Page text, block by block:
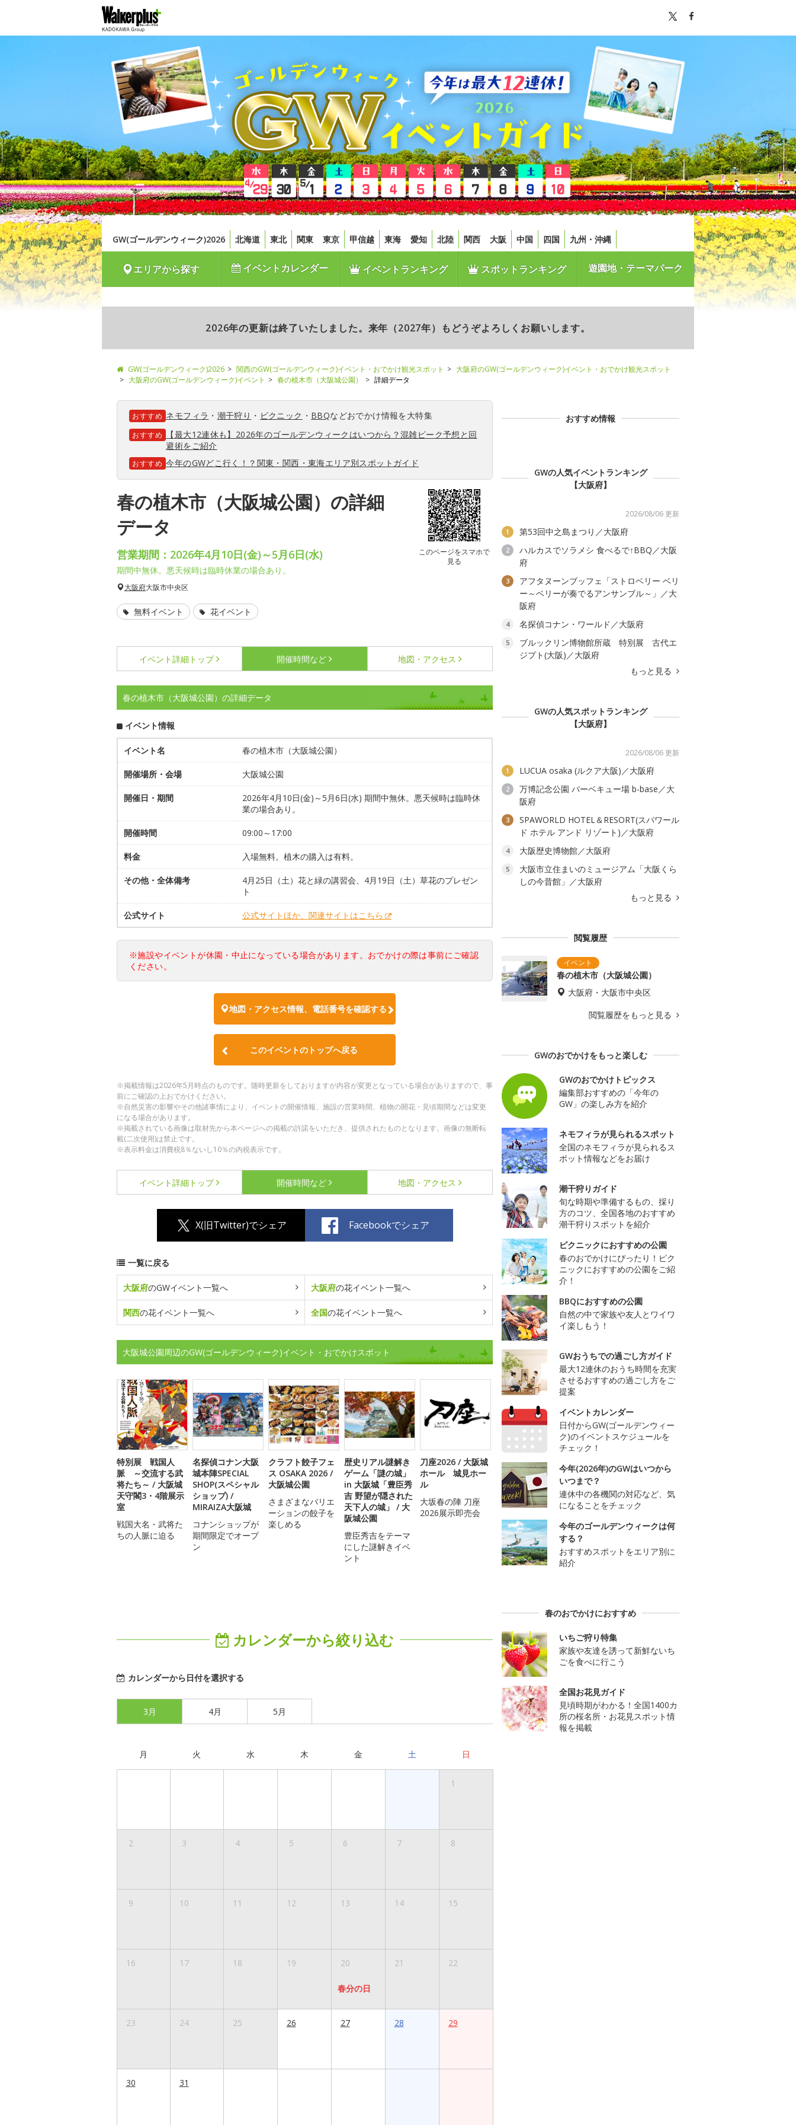
GW(ゴールデンウィーク)2026 北海道 東北 関東 東京 甲信越 東海 愛知 北陸 関西 大阪 中国 四国 九州・沖縄
エリアから探す イベントカレンダー イベントランキング スポットランキング 遊園地・テーマパーク
2026年の更新は終了いたしました。来年（2027年）もどうぞよろしくお願いします。
GW(ゴールデンウィーク)2026 関西のGW(ゴールデンウィーク)イベント・おでかけ観光スポット
大阪府のGW(ゴールデンウィーク)イベント・おでかけ観光スポット
大阪府のGW(ゴールデンウィーク)イベント
春の植木市（大阪城公園） 詳細データ
おすすめ ネモフィラ ・ 潮干狩り ・ ピクニック ・ BBQなどおでかけ情報を大特集
おすすめ
【最大12連休も】2026年のゴールデンウィークはいつから？混雑ピーク予想と回
避術をご紹介
おすすめ 今年のGWどこ行く！？関東・関西・東海エリア別スポットガイド
春の植木市（大阪城公園）の詳細
データ
このページをスマホで
見る
営業期間：2026年4月10日(金)～5月6日(水)
期間中無休。悪天候時は臨時休業の場合あり。
大阪府大阪市中央区
無料イベント 花イベント
イベント詳細 トップ 開催時間など 地図・アクセス
春の植木市（大阪城公園）の詳細データ
イベント情報
イベント名 春の植木市（大阪城公園）
開催場所・会場 大阪城公園
開催日・期間
2026年4月10日(金)～5月6日(水) 期間中無休。悪天候時は臨時休
業の場合あり。
開催時間 09:00～17:00
料金 入場無料。植木の購入は有料。
その他・全体備考
4月25日（土）花と緑の講習会、4月19日（土）草花のプレゼン
ト
公式サイト 公式サイトほか、関連サイトはこちら
※施設やイベントが休園・中止になっている場合があります。おでかけの際は事前にご確認
ください。
地図・アクセス情報、電話番号を確認する
このイベントのトップへ戻る
※掲載情報は2026年5月時点のものです。随時更新をしておりますが内容が変更となっている場合がありますので、事
前にご確認の上おでかけください。
※自然災害の影響やその他諸事情により、イベントの開催情報、施設の営業時間、植物の開花・見頃期間などは変更
になる場合があります。
※掲載されている画像は取材先から本ページへの掲載の許諾をいただき、提供されたものとなります。画像の無断転
載(二次使用)は禁止です。
※表示料金は消費税8％ないし10％の内税表示です。
イベント詳細 トップ 開催時間など 地図・アクセス
X(旧Twitter)でシェア Facebookでシェア
一覧に戻る
大阪府のGWイベント一覧へ 大阪府の花イベント一覧へ
関西の花イベント一覧へ 全国の花イベント一覧へ
大阪城公園周辺のGW(ゴールデンウィーク)イベント・おでかけスポット
特別展 戦国人
脈 ～交流する武
将たち～ / 大阪城
天守閣3・4階展示
室
戦国大名・武将た
ちの人脈に迫る
名探偵コナン大阪
城本陣SPECIAL
SHOP(スペシャル
ショップ) /
MIRAIZA大阪城
コナンショップが
期間限定でオープ
ン
クラフト餃子フェ
ス OSAKA 2026 /
大阪城公園
さまざまなバリエ
ーションの餃子を
楽しめる
歴史リアル謎解き
ゲーム「謎の城」
in 大阪城「豊臣秀
吉 野望が隠された
天下人の城」 / 大
阪城公園
豊臣秀吉をテーマ
にした謎解きイベ
ント
刀座2026 / 大阪城
ホール 城見ホー
ル
大坂春の陣 刀座
2026展示即売会
カレンダーから絞り込む
カレンダーから日付を選択する
3月 4月 5月
月 火 水 木 金 土 日
1
2 3 4 5 6 7 8
9 10 11 12 13 14 15
16 17 18 19 20
春分の日
21 22
23 24 25 26 27 28 29
30 31
おすすめ情報
GWの人気イベントランキング
【大阪府】
2026/08/06 更新
1 第53回中之島まつり／大阪府
2
ハルカスでソラメシ 食べるで↑BBQ／大阪
府
3
アフタヌーンブッフェ「ストロベリー ベリ
ー～ベリーが奏でるアンサンブル～」／大
阪府
4 名探偵コナン・ワールド／大阪府
5
ブルックリン博物館所蔵 特別展 古代エ
ジプト(大阪)／大阪府
もっと見る
GWの人気スポットランキング
【大阪府】
2026/08/06 更新
1 LUCUA osaka (ルクア大阪)／大阪府
2
万博記念公園 バーベキュー場 b-base／大
阪府
3
SPAWORLD HOTEL＆RESORT(スパワール
ド ホテル アンド リゾート)／大阪府
4 大阪歴史博物館／大阪府
5
大阪市立住まいのミュージアム「大阪くら
しの今昔館」／大阪府
もっと見る
閲覧履歴
春の植木市（大阪城公園）
大阪府・大阪市中央区
閲覧履歴をもっと見る
GWのおでかけをもっと楽しむ
GWのおでかけトピックス
編集部おすすめの「今年の
GW」の楽しみ方を紹介
ネモフィラが見られるスポット
全国のネモフィラが見られるス
ポット情報などをお届け
潮干狩りガイド
旬な時期や準備するもの、採り
方のコツ、全国各地のおすすめ
潮干狩りスポットを紹介
ピクニックにおすすめの公園
春のおでかけにぴったり！ピク
ニックにおすすめの公園をご紹
介！
BBQにおすすめの公園
自然の中で家族や友人とワイワ
イ楽しもう！
GWおうちでの過ごし方ガイド
最大12連休のおうち時間を充実
させるおすすめの過ごし方をご
提案
イベントカレンダー
日付からGW(ゴールデンウィー
ク)のイベントスケジュールを
チェック！
今年(2026年)のGWはいつから
いつまで？
連休中の各機関の対応など、気
になることをチェック
今年のゴールデンウィークは何
する？
おすすめスポットをエリア別に
紹介
春のおでかけにおすすめ
いちご狩り特集
家族や友達を誘って新鮮ないち
ごを食べに行こう
全国お花見ガイド
見頃時期がわかる！全国1400カ
所の桜名所・お花見スポット情
報を掲載